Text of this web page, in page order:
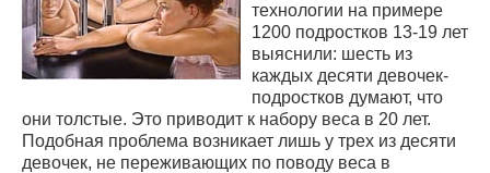
технологии на примере
1200 подростков 13-19 лет
выяснили: шесть из
каждых десяти девочек-
подростков думают, что
они толстые. Это приводит к набору веса в 20 лет.
Подобная проблема возникает лишь у трех из десяти
девочек, не переживающих по поводу веса в